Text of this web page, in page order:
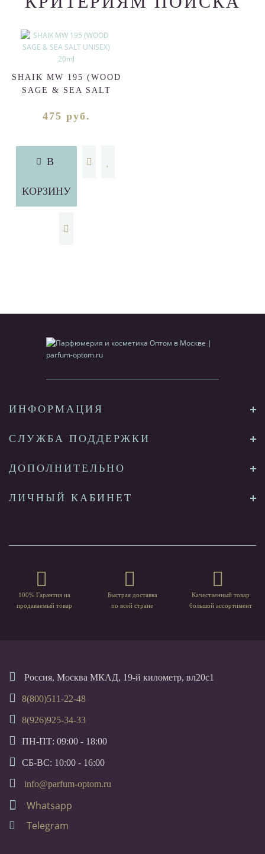
SHAIK MW 195 (WOOD
SAGE & SEA SALT
475 руб.
В
КОРЗИНУ
ИНФОРМАЦИЯ
СЛУЖБА ПОДДЕРЖКИ
ДОПОЛНИТЕЛЬНО
ЛИЧНЫЙ КАБИНЕТ
100% Гарантия на
продаваемый товар
Быстрая доставка
по всей стране
Качественный товар
большой ассортимент
Россия, Москва МКАД, 19-й километр, вл20с1
8(800)511-22-48
8(926)925-34-33
ПН-ПТ: 09:00 - 18:00
СБ-ВС: 10:00 - 16:00
info@parfum-optom.ru
Whatsapp
Telegram